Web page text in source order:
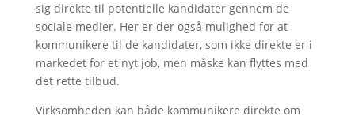
sig direkte til potentielle kandidater gennem de
sociale medier. Her er der også mulighed for at
kommunikere til de kandidater, som ikke direkte er i
markedet for et nyt job, men måske kan flyttes med
det rette tilbud.
Virksomheden kan både kommunikere direkte om